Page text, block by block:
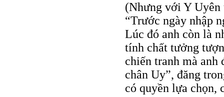
(Nhưng với Y
“Trước ngày nhập
Lúc đó anh còn là
tính chất tưởng
chiến tranh mà anh
chân Uy”, đăng
có quyền lựa chọn,